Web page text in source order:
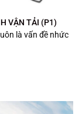
VẬN TẢI (P1)
là vấn đề nhức